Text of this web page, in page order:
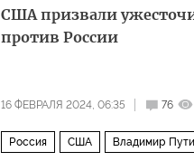
США призвали
против России
16 ФЕВРАЛЯ 2024, 06:35 76
Россия США Владимир